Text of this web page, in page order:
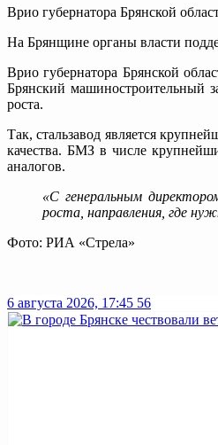
Врио губернатора Брянской
На Брянщине органы власти
Врио губернатора Брянской
Брянский машиностроительный
роста.
Так, стальзавод является
качества. БМЗ в числе
аналогов.
«С генеральным
роста, направления, где
Фото: РИА «Стрела»
6 августа 2026, 17:45 56